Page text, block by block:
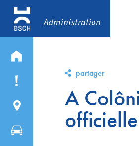
Administration
partager
A